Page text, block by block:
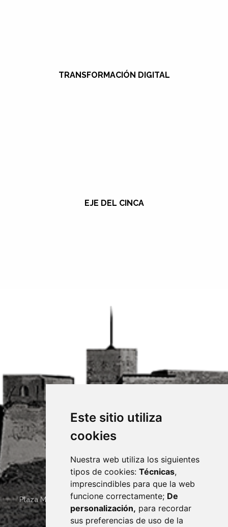
Este sitio utiliza
cookies
Nuestra web utiliza los siguientes
tipos de cookies: Técnicas,
imprescindibles para que la web
funcione correctamente; De
personalización, para recordar
sus preferencias de uso de la
TRANSFORMACIÓN DIGITAL
EJE DEL CINCA
Plaza Mayor 4 22400 MONZÓN - ARAGÓN (ESPAÑA)
· (34) 974 400 700 ·
sac@monzon.es